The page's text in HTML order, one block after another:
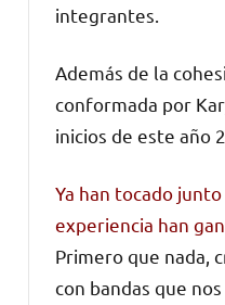
integrantes.
Además de la
conformada por
inicios de este año
Ya han tocado
experiencia han
Primero que nada,
con bandas que